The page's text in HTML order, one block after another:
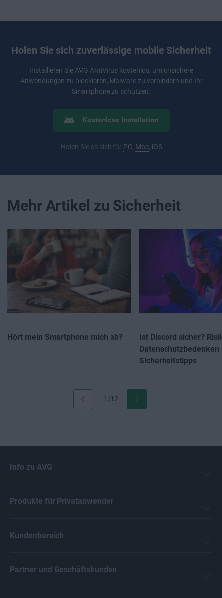
Holen Sie sich zuverlässige mobile Sicherheit
Installieren SieAVG AntiVirus kostenlos, um unsichere
Anwendungen zu blockieren, Malware zu verhindern und Ihr
Smartphone zu schützen.
Kostenlose Installation
Holen Sie es sich für PC, Mac, iOS
Mehr Artikel zu Sicherheit
1/12
Hört mein Smartphone mich ab?
Ist Discord sicher?
Datenschutzbedenken
Sicherheitstipps
Info zu AVG
Produkte für Privatanwender
Kundenbereich
Partner und Geschäftskunden